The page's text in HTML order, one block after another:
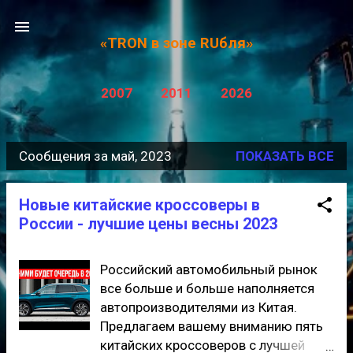
К основному контенту
«TRON в зоне RUбля»
2007 2011 2026
С
щ
Сообщения за май, 2023 ПОКАЗАТЬ ВСЕ
Новые китайские кроссоверы в
России - лучшие цены весны 2023
Российский автомобильный рынок
все больше и больше наполняется
автопроизводителями из Китая.
Предлагаем вашему вниманию пять
китайских кроссоверов с лучшей